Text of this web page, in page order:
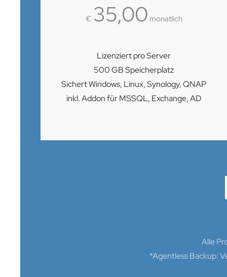
€ 35,00 monatlich
Lizenziert pro Server
500 GB Speicherplatz
Sichert Windows, Linux, Synology, QNAP
inkl. Addon für MSSQL, Exchange, AD
Alle
*Agentless Backup: